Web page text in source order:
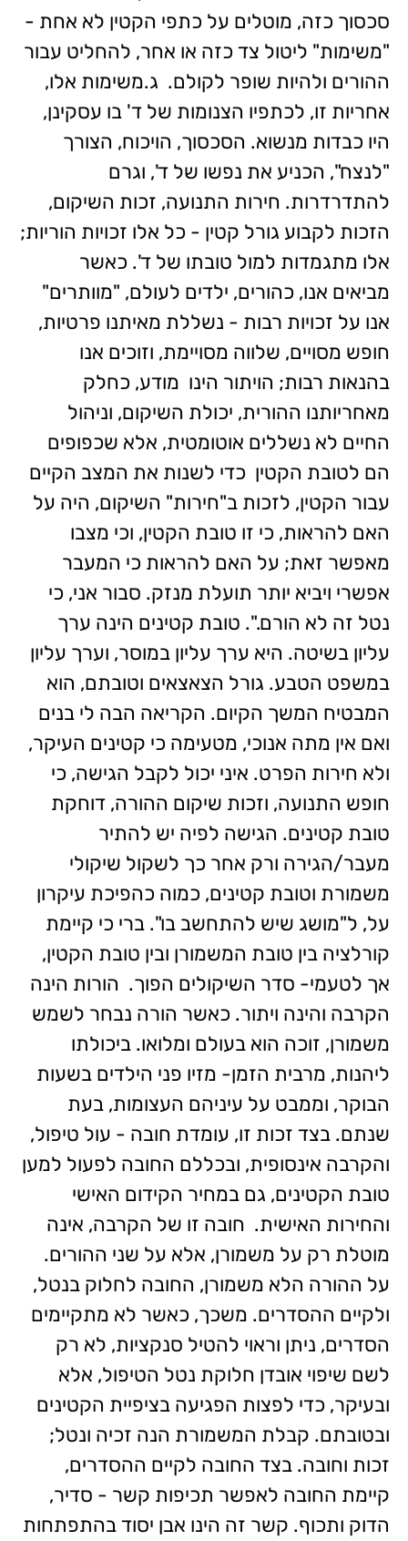
סכסוך כזה, מוטלים על כתפי הקטין לא אחת -
"משימות" ליטול צד כזה או אחר, להחליט עבור
ההורים ולהיות שופר לקולם. ג.משימות אלו,
אחריות זו, לכתפיו הצנומות של ד' בו עסקינן,
היו כבדות מנשוא. הסכסוך, הויכוח, הצורך
"לנצח", הכניע את נפשו של ד', וגרם
להתדרדרות. חירות התנועה, זכות השיקום,
הזכות לקבוע גורל קטין - כל אלו זכויות הוריות;
אלו מתגמדות למול טובתו של ד'. כאשר
מביאים אנו, כהורים, ילדים לעולם, "מוותרים"
אנו על זכויות רבות - נשללת מאיתנו פרטיות,
חופש מסויים, שלווה מסויימת, וזוכים אנו
בהנאות רבות; הויתור הינו מודע, כחלק
מאחריותנו ההורית, יכולת השיקום, וניהול
החיים לא נשללים אוטומטית, אלא שכפופים
הם לטובת הקטין כדי לשנות את המצב הקיים
עבור הקטין, לזכות ב"חירות" השיקום, היה על
האם להראות, כי זו טובת הקטין, וכי מצבו
מאפשר זאת; על האם להראות כי המעבר
אפשרי ויביא יותר תועלת מנזק. סבור אני, כי
נטל זה לא הורם.". טובת קטינים הינה ערך
עליון בשיטה. היא ערך עליון במוסר, וערך עליון
במשפט הטבע. גורל הצאצאים וטובתם, הוא
המבטיח המשך הקיום. הקריאה הבה לי בנים
ואם אין מתה אנוכי, מטעימה כי קטינים העיקר,
ולא חירות הפרט. איני יכול לקבל הגישה, כי
חופש התנועה, וזכות שיקום ההורה, דוחקת
טובת קטינים. הגישה לפיה יש להתיר
מעבר/הגירה ורק אחר כך לשקול שיקולי
משמורת וטובת קטינים, כמוה כהפיכת עיקרון
על, ל"מושג שיש להתחשב בו". ברי כי קיימת
קורלציה בין טובת המשמורן ובין טובת הקטין,
אך לטעמי- סדר השיקולים הפוך. הורות הינה
הקרבה והינה ויתור. כאשר הורה נבחר לשמש
משמורן, זוכה הוא בעולם ומלואו. ביכולתו
ליהנות, מרבית הזמן- מזיו פני הילדים בשעות
הבוקר, וממבט על עיניהם העצומות, בעת
שנתם. בצד זכות זו, עומדת חובה - עול טיפול,
והקרבה אינסופית, ובכללם החובה לפעול למען
טובת הקטינים, גם במחיר הקידום האישי
והחירות האישית. חובה זו של הקרבה, אינה
מוטלת רק על משמורן, אלא על שני ההורים.
על ההורה הלא משמורן, החובה לחלוק בנטל,
ולקיים ההסדרים. משכך, כאשר לא מתקיימים
הסדרים, ניתן וראוי להטיל סנקציות, לא רק
לשם שיפוי אובדן חלוקת נטל הטיפול, אלא
ובעיקר, כדי לפצות הפגיעה בציפיית הקטינים
ובטובתם. קבלת המשמורת הנה זכיה ונטל;
זכות וחובה. בצד החובה לקיים ההסדרים,
קיימת החובה לאפשר תכיפות קשר - סדיר,
הדוק ותכוף. קשר זה הינו אבן יסוד בהתפתחות